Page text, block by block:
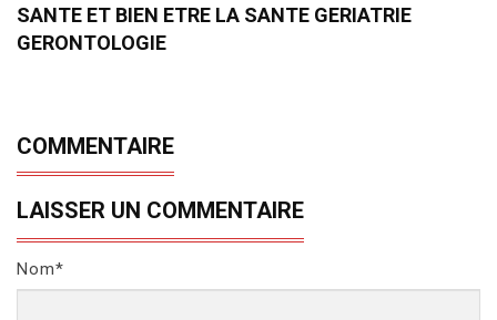
SANTE ET BIEN ETRE LA SANTE GERIATRIE
GERONTOLOGIE
COMMENTAIRE
LAISSER UN COMMENTAIRE
Nom*